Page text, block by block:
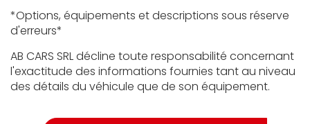
*Options, équipements et descriptions sous réserve
d'erreurs*
AB CARS SRL décline toute responsabilité concernant
l'exactitude des informations fournies tant au niveau
des détails du véhicule que de son équipement.